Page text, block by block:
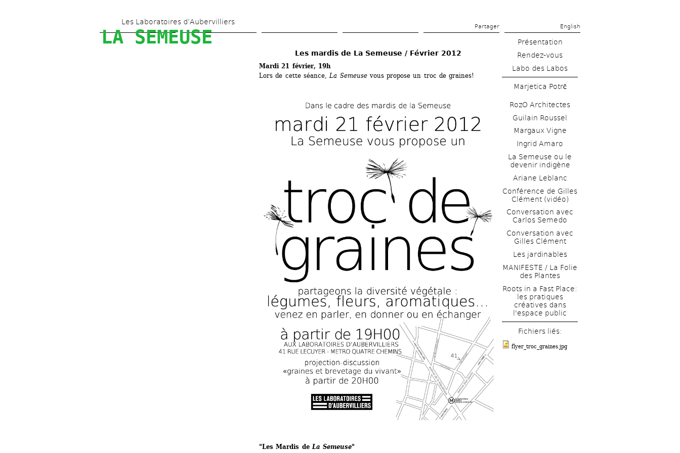
contenu
Les Laboratoires d’Aubervilliers
Partager English
LA SEMEUSE
Les mardis de La Semeuse / Février 2012
Mardi 21 février, 19h
Lors de cette séance, La Semeusevous propose un troc de graines!
"Les Mardis de La Semeuse"
Présentation
Rendez-vous
Labo des Labos
Marjetica Potrč
RozO Architectes
Guilain Roussel
Margaux Vigne
Ingrid Amaro
La Semeuse ou le
devenir indigène
Ariane Leblanc
Conférence de Gilles
Clément (vidéo)
Conversation avec
Carlos Semedo
Conversation avec
Gilles Clément
Les jardinables
MANIFESTE / La Folie
des Plantes
Roots in a Fast Place:
les pratiques
créatives dans
l'espace public
Fichiers liés:
flyer_troc_graines.jpg